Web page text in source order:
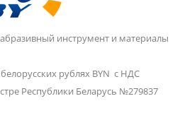
инструмент и материалы
рублях BYN с НДС
Республики Беларусь №279837